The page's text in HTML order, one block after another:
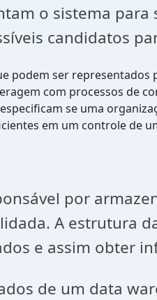
o sistema
candidatos
podem ser representados
com processos de
se uma
em um controle de
por
A estrutura
e assim obter
de um data